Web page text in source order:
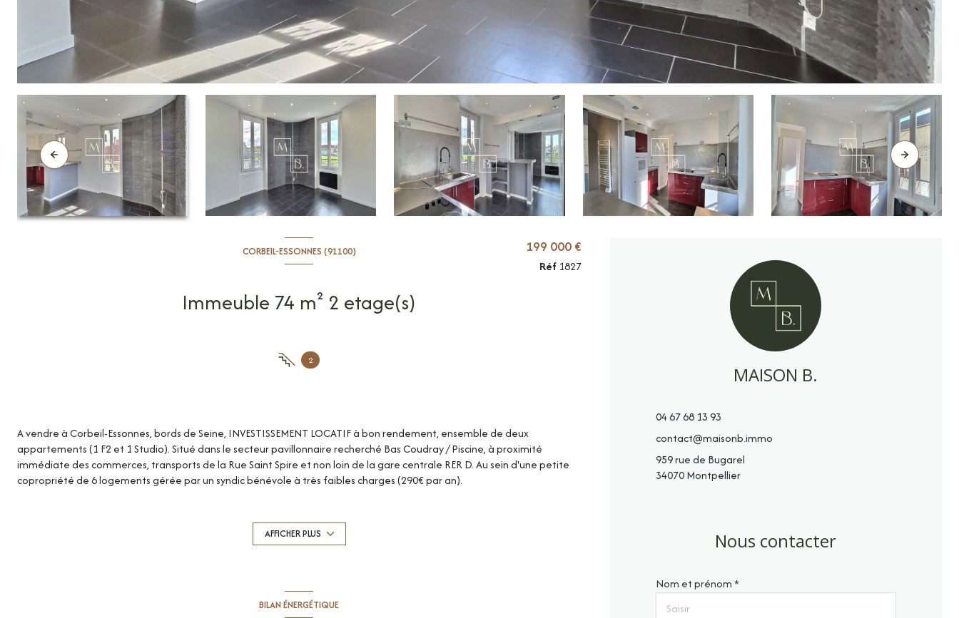
CORBEIL-ESSONNES (91100)
Immeuble 74 m² 2 etage(s)
2
199 000 €
Réf 1827
A vendre à Corbeil-Essonnes, bords de Seine, INVESTISSEMENT LOCATIF à bon rendement, ensemble de deux
appartements (1 F2 et 1 Studio). Situé dans le secteur pavillonnaire recherché Bas Coudray / Piscine, à proximité
immédiate des commerces, transports de la Rue Saint Spire et non loin de la gare centrale RER D.Au sein d'une petite
copropriété de 6 logements gérée par un syndic bénévole à très faibles charges (290€ par an).
AFFICHER PLUS
BILAN ÉNERGÉTIQUE
MAISON B.
04 67 68 13 93
contact@maisonb.immo
959 rue de Bugarel
34070 Montpellier
Nous contacter
Nom et prénom *